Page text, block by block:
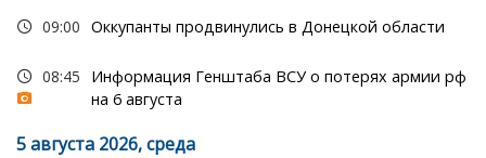
09:00 Оккупанты продвинулись в Донецкой области
08:45
Информация Генштаба ВСУ о потерях армии рф
на 6 августа
5 августа 2026, среда